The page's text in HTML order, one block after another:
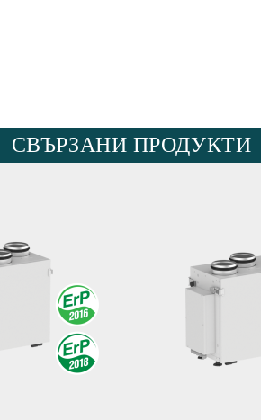
СВЪРЗАНИ ПРОДУКТИ